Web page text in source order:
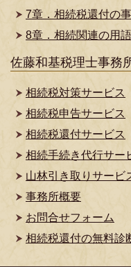
7章．相続税還付の
8章．相続関連の用
佐藤和基税理士事務
相続税対策サービス
相続税申告サービス
相続税還付サービス
相続手続き代行サー
山林引き取りサービ
事務所概要
お問合せフォーム
相続税還付の無料診